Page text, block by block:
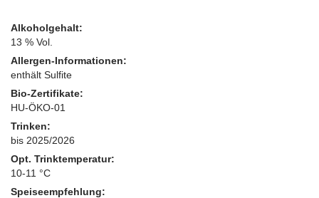
Alkoholgehalt:
13 % Vol.
Allergen-Informationen:
enthält Sulfite
Bio-Zertifikate:
HU-ÖKO-01
Trinken:
bis 2025/2026
Opt. Trinktemperatur:
10-11 °C
Speiseempfehlung: